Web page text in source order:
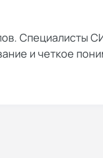
Специалисты
и четкое